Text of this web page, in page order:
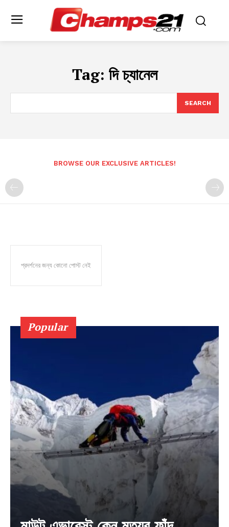
Tag: দি চ্যানেল
SEARCH
BROWSE OUR EXCLUSIVE ARTICLES!
প্রদর্শনের জন্য কোনো পোস্ট নেই
Popular